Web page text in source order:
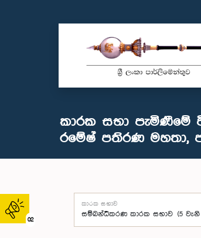
02
කාරක සභා පැමිණීමේ
රමේෂ් පතිරණ මහතා,
කාරක සභාව